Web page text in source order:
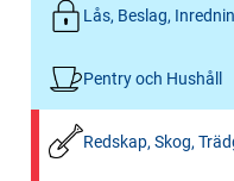
Lås, Beslag,
Pentry och Hushåll
Redskap, Skog,